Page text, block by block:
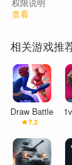
将其明智地放
局。观看战斗
来选择您的部
查看
相关游戏推
Draw Battle
Simulator(绘
制战斗模拟
器：军团)
7.2